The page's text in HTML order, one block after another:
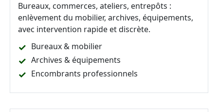
Bureaux, commerces, ateliers, entrepôts :
enlèvement du mobilier, archives, équipements,
avec intervention rapide et discrète.
Bureaux & mobilier
Archives & équipements
Encombrants professionnels